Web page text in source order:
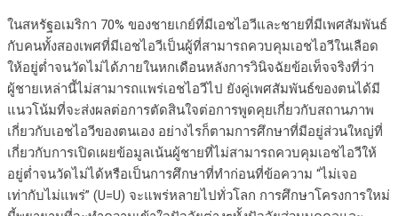
ในสหรัฐอเมริกา 70% ของชายเกย์ที่มีเอชไอวีและชายที่มีเพศสัมพันธ์
กับคนทั้งสองเพศที่มีเอชไอวีเป็นผู้ที่สามารถควบคุมเอชไอวีในเลือด
ให้อยู่ต่ำจนวัดไม่ได้ภายในหกเดือนหลังการวินิจฉัยข้อเท็จจริงที่ว่า
ผู้ชายเหล่านี้ไม่สามารถแพร่เอชไอวีไป ยังคู่เพศสัมพันธ์ของตนได้มี
แนวโน้มที่จะส่งผลต่อการตัดสินใจต่อการพูดคุยเกี่ยวกับสถานภาพ
เกี่ยวกับเอชไอวีของตนเอง อย่างไรก็ตามการศึกษาที่มีอยู่ส่วนใหญ่ที่
เกี่ยวกับการเปิดเผยข้อมูลเน้นผู้ชายที่ไม่สามารถควบคุมเอชไอวีให้
อยู่ต่ำจนวัดไม่ได้หรือเป็นการศึกษาที่ทำก่อนที่ข้อความ “ไม่เจอ
เท่ากับไม่แพร่” (U=U) จะแพร่หลายไปทั่วโลก การศึกษาโครงการใหม่